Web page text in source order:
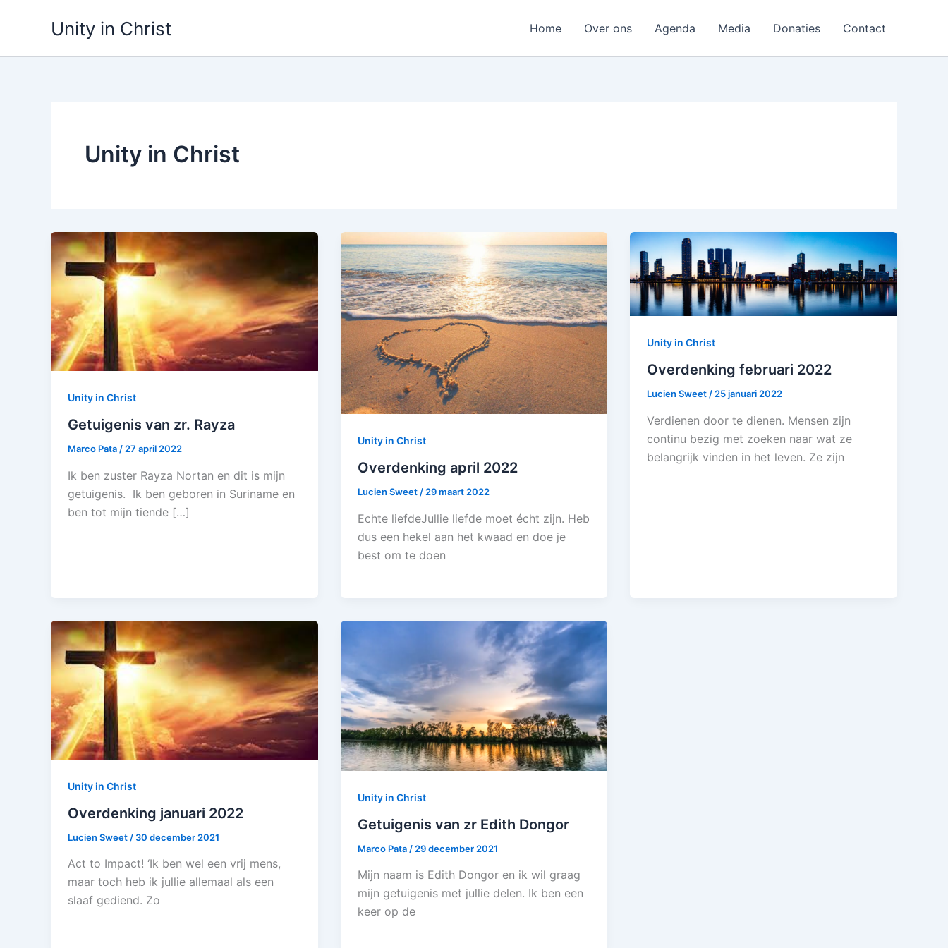
Unity in Christ Home Over ons Agenda Media Donaties Contact
Unity in Christ
Unity in Christ
Getuigenis van zr. Rayza
Marco Pata / 27 april 2022
Ik ben zuster Rayza Nortan en dit is mijn
getuigenis. Ik ben geboren in Suriname en
ben tot mijn tiende […]
Unity in Christ
Overdenking april 2022
Lucien Sweet/29 maart 2022
Echte liefdeJullie liefde moet écht zijn. Heb
dus een hekel aan het kwaad en doe je
best om te doen
Unity in Christ
Overdenking februari 2022
Lucien Sweet/25 januari 2022
Verdienen door te dienen. Mensen zijn
continu bezig met zoeken naar wat ze
belangrijk vinden in het leven. Ze zijn
Unity in Christ
Overdenking januari 2022
Lucien Sweet / 30 december 2021
Act to Impact! ‘Ik ben wel een vrij mens,
maar toch heb ik jullie allemaal als een
slaaf gediend. Zo
Unity in Christ
Getuigenis van zr Edith Dongor
Marco Pata / 29 december 2021
Mijn naam is Edith Dongor en ik wil graag
mijn getuigenis met jullie delen. Ik ben een
keer op de